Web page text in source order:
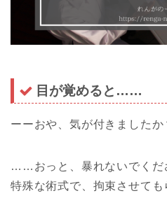
目が覚めると……
ーーおや、気が付きましたか
……おっと、暴れないでくだ
特殊な術式で、拘束させて